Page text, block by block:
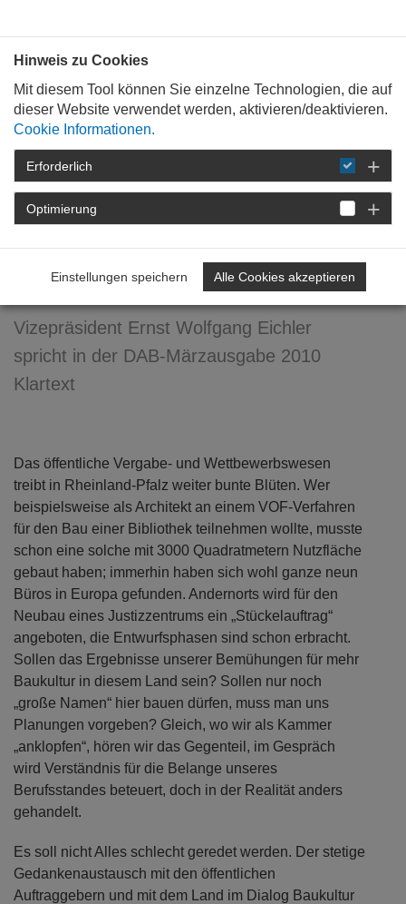
STARTSEITE
DETAIL
Ende?... offen!
Vizepräsident Ernst Wolfgang Eichler
spricht in der DAB-Märzausgabe 2010
Klartext
Das öffentliche Vergabe- und Wettbewerbswesen
treibt in Rheinland-Pfalz weiter bunte Blüten. Wer
beispielsweise als Architekt an einem VOF-Verfahren
für den Bau einer Bibliothek teilnehmen wollte, musste
schon eine solche mit 3000 Quadratmetern Nutzfläche
gebaut haben; immerhin haben sich wohl ganze neun
Büros in Europa gefunden. Andernorts wird für den
Neubau eines Justizzentrums ein „Stückelauftrag“
angeboten, die Entwurfsphasen sind schon erbracht.
Sollen das Ergebnisse unserer Bemühungen für mehr
Baukultur in diesem Land sein? Sollen nur noch
„große Namen“ hier bauen dürfen, muss man uns
Planungen vorgeben? Gleich, wo wir als Kammer
„anklopfen“, hören wir das Gegenteil, im Gespräch
wird Verständnis für die Belange unseres
Berufsstandes beteuert, doch in der Realität anders
gehandelt.
Es soll nicht Alles schlecht geredet werden. Der stetige
Gedankenaustausch mit den öffentlichen
Auftraggebern und mit dem Land im Dialog Baukultur
Hinweis zu Cookies
Mit diesem Tool können Sie einzelne Technologien, die auf
dieser Website verwendet werden, aktivieren/deaktivieren.
Cookie Informationen.
Erforderlich
Optimierung
Einstellungen speichern Alle Cookies akzeptieren